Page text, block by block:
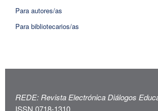
Para autores/as
Para bibliotecarios/as
REDE: Revista Electrónica Diálogos
ISSN 0718-1310